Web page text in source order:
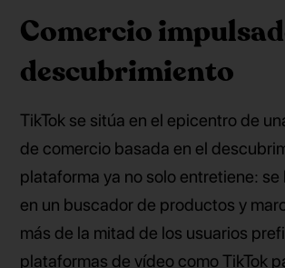
Comercio
descubrimiento
TikTok se sitúa en el epicentro de
de comercio basada en el
plataforma ya no solo entretiene:
en un buscador de productos y
más de la mitad de los usuarios
plataformas de vídeo como TikTok